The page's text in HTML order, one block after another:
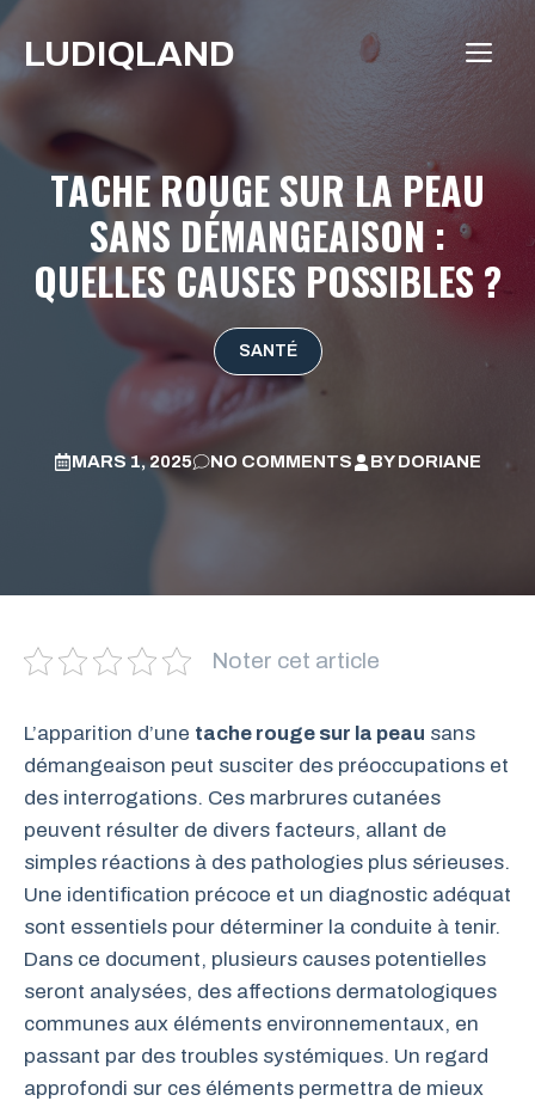
Aller
contenu
LUDIQLAND
TACHE ROUGE SUR LA PEAU
SANS DÉMANGEAISON :
QUELLES CAUSES POSSIBLES ?
SANTÉ
MARS 1, 2025 NO COMMENTS BYDORIANE
Noter cet article
L’apparition d’une tache rouge sur la peau sans
démangeaison peut susciter des préoccupations et
des interrogations. Ces marbrures cutanées
peuvent résulter de divers facteurs, allant de
simples réactions à des pathologies plus sérieuses.
Une identification précoce et un diagnostic adéquat
sont essentiels pour déterminer la conduite à tenir.
Dans ce document, plusieurs causes potentielles
seront analysées, des affections dermatologiques
communes aux éléments environnementaux, en
passant par des troubles systémiques. Un regard
approfondi sur ces éléments permettra de mieux